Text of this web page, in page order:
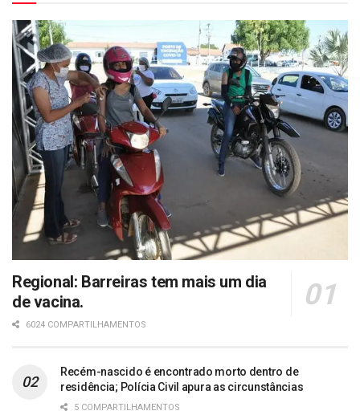
Regional: Barreiras tem mais um dia
de vacina.
6024 COMPARTILHAMENTOS
Recém-nascido é encontrado morto dentro de
residência; Polícia Civil apura as circunstâncias
5 COMPARTILHAMENTOS